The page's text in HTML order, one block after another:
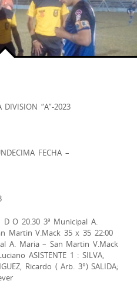
DIVISION “A”-2023
FECHA –
D O 20.30 3ª Municipal A.
Martin V.Mack 35 x 35 22:00
A. Maria – San Martin V.Mack
ASISTENTE 1 : SILVA,
Ricardo ( Arb. 3°) SALIDA;